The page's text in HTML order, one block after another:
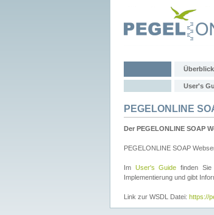
Überblick
User's
PEGELONLINE
Der PEGELONLINE SOAP
PEGELONLINE SOAP
Im User's Guide finden Sie
Implementierung und gibt
Link zur WSDL Datei: https://